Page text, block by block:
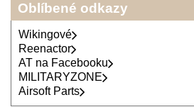
Oblíbené odkazy
Wikingové
Reenactor
AT na Facebooku
MILITARYZONE
Airsoft Parts